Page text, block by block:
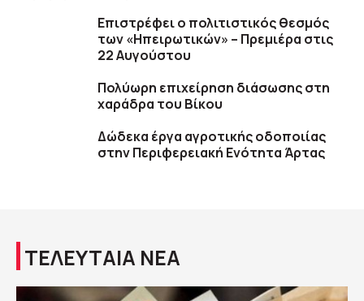
Επιστρέφει ο πολιτιστικός θεσμός
των «Ηπειρωτικών» – Πρεμιέρα στις
22 Αυγούστου
Πολύωρη επιχείρηση διάσωσης στη
χαράδρα του Βίκου
Δώδεκα έργα αγροτικής οδοποιίας
στην Περιφερειακή Ενότητα Άρτας
ΤΕΛΕΥΤΑΙΑ ΝΕΑ